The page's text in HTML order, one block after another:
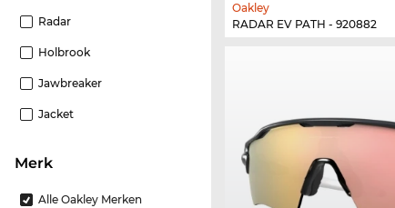
Radar
Holbrook
Jawbreaker
Jacket
Merk
Alle Oakley Merken
Oakley
RADAR EV PATH - 920882